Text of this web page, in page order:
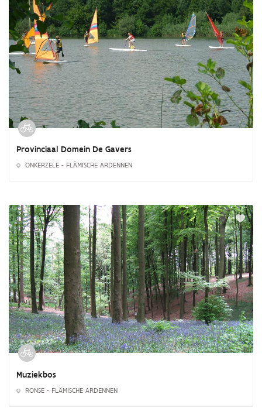
Provinciaal Domein De Gavers
ONKERZELE - FLÄMISCHE ARDENNEN
Muziekbos
RONSE - FLÄMISCHE ARDENNEN